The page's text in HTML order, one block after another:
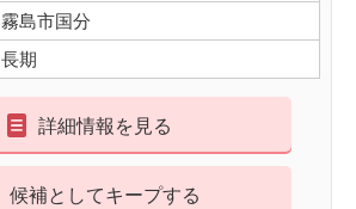
霧島市国分
長期
詳細情報を見る
候補としてキープする